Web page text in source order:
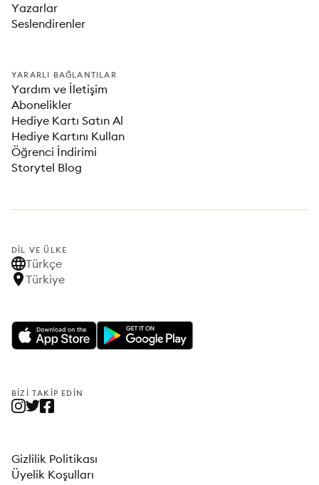
Yazarlar
Seslendirenler
YARARLI BAĞLANTILAR
Yardım ve İletişim
Abonelikler
Hediye Kartı Satın Al
Hediye Kartını Kullan
Öğrenci İndirimi
Storytel Blog
DIL VE ÜLKE
Türkçe
Türkiye
BIZI TAKIP EDIN
Gizlilik Politikası
Üyelik Koşulları